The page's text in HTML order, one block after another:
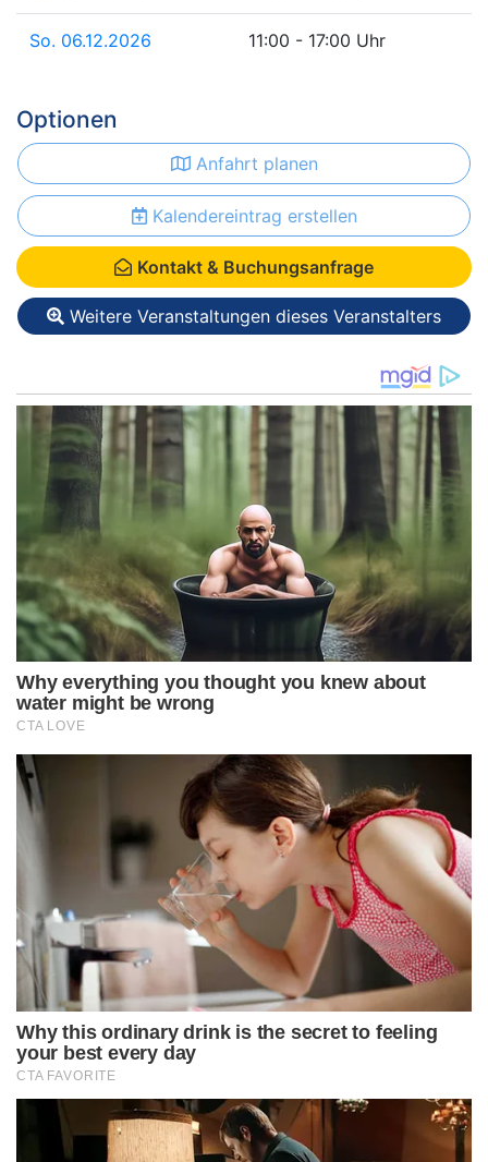
So. 06.12.2026 11:00 - 17:00 Uhr
Optionen
Anfahrt planen
Kalendereintrag erstellen
Kontakt & Buchungsanfrage
Weitere Veranstaltungen dieses Veranstalters